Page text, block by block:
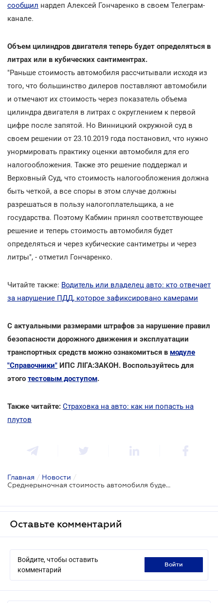
сообщил нардеп Алексей Гончаренко в своем Телеграм-
канале.
Объем цилиндров двигателя теперь будет определяться в
литрах или в кубических сантиментрах.
"Раньше стоимость автомобиля рассчитывали исходя из
того, что большинство дилеров поставляют автомобили
и отмечают их стоимость через показатель объема
цилиндра двигателя в литрах с округлением к первой
цифре после запятой. Но Винницкий окружной суд в
своем решении от 23.10.2019 года постановил, что нужно
унормировать практику оценки автомобиля для его
налогообложения. Также это решение поддержал и
Верховный Суд, что стоимость налогообложения должна
быть четкой, а все споры в этом случае должны
разрешаться в пользу налогоплательщика, а не
государства. Поэтому Кабмин принял соответствующее
решение и теперь стоимость автомобиля будет
определяться и через кубические сантиметры и через
литры", - отметил Гончаренко.
Читайте также: Водитель или владелец авто: кто отвечает
за нарушение ПДД, которое зафиксировано камерами
С актуальными размерами штрафов за нарушение правил
безопасности дорожного движения и эксплуатации
транспортных средств можно ознакомиться в модуле
"Справочники" ИПС ЛІГА:ЗАКОН. Воспользуйтесь для
этого тестовым доступом.
Также читайте: Страховка на авто: как ни попасть на
плутов
Главная / Новости /
Среднерыночная стоимость автомобиля будет определяться по-новому
Оставьте комментарий
Войдите, чтобы оставить
комментарий
войти